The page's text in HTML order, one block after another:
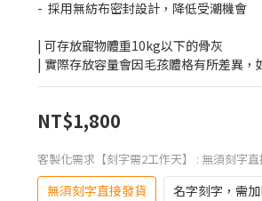
-  採用無紡布密封設計，降低受潮機會
| 可存放寵物體重10kg以下的骨灰
| 實際存放容量會因毛孩體格有所差異，
NT$1,800
客製化需求【刻字需2工作天】 : 無須刻字
無須刻字直接發貨
名字刻字，需